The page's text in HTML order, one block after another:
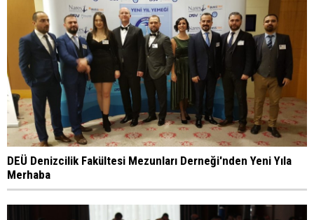
DEÜ Denizcilik Fakültesi Mezunları Derneği'nden Yeni Yıla
Merhaba